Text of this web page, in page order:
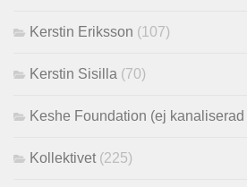
Kerstin Eriksson (107)
Kerstin Sisilla (70)
Keshe Foundation (ej
Kollektivet (225)